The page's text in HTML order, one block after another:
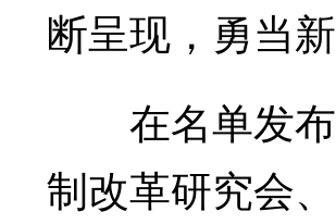
断呈现，勇当
在名单发布
制改革研究会